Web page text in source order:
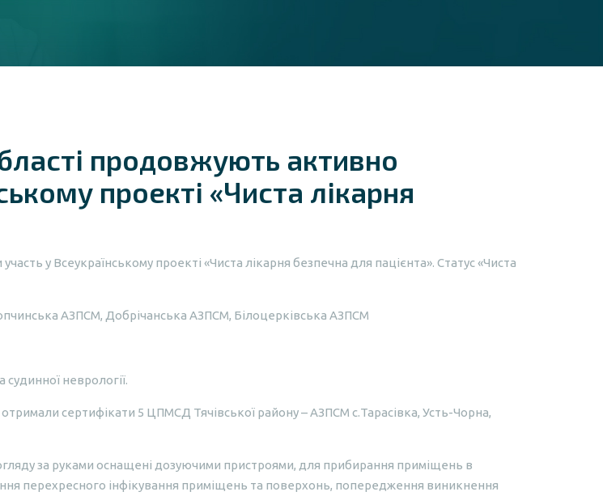
продовжують активно
проекті «Чиста лікарня
у Всеукраїнському проекті «Чиста лікарня безпечна для пацієнта». Статус «Чиста
АЗПСМ, Добрічанська АЗПСМ, Білоцерківська АЗПСМ
судинної неврології.
сертифікати 5 ЦПМСД Тячівської району – АЗПСМ с.Тарасівка, Усть-Чорна,
за руками оснащені дозуючими пристроями, для прибирання приміщень в
перехресного інфікування приміщень та поверхонь, попередження виникнення